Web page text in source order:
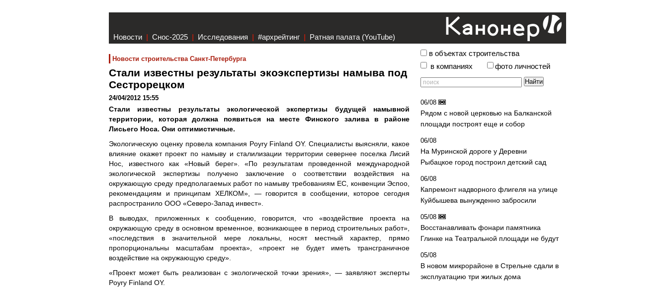
Новости | Снос-2025 | Исследования | #архрейтинг | Ратная палата (YouTube)
Новости строительства Санкт-Петербурга
Стали известны результаты экоэкспертизы намыва под
Сестрорецком
24/04/2012 15:55
Стали известны результаты экологической экспертизы будущей намывной
территории, которая должна появиться на месте Финского залива в районе
Лисьего Носа. Они оптимистичные.
Экологическую оценку провела компания Poyry Finland OY. Специалисты выясняли, какое
влияние окажет проект по намыву и сталилизации территории севернее поселка Лисий
Нос, известного как «Новый берег». «По результатам проведенной международной
экологической экспертизы получено заключение о соответствии воздействия на
окружающую среду предполагаемых работ по намыву требованиям ЕС, конвенции Эспоо,
рекомендациям и принципам ХЕЛКОМ», — говорится в сообщении, которое сегодня
распространило ООО «Северо-Запад инвест».
В выводах, приложенных к сообщению, говорится, что «воздействие проекта на
окружающую среду в основном временное, возникающее в период строительных работ»,
«последствия в значительной мере локальны, носят местный характер, прямо
пропорциональны масштабам проекта», «проект не будет иметь трансграничное
воздействие на окружающую среду».
«Проект может быть реализован с экологической точки зрения», — заявляют эксперты
Poyry Finland OY.
в объектах строительства
в компаниях
фото личностей
06/08
Рядом с новой церковью на Балканской
площади построят еще и собор
06/08
На Муринской дороге у Деревни
Рыбацкое город построил детский сад
06/08
Капремонт надворного флигеля на улице
Куйбышева вынужденно забросили
05/08
Восстанавливать фонари памятника
Глинке на Театральной площади не будут
05/08
В новом микрорайоне в Стрельне сдали в
эксплуатацию три жилых дома